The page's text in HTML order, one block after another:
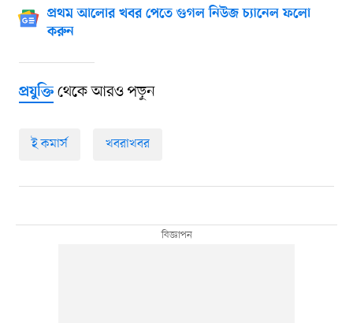
প্রথম আলোর খবর পেতে গুগল নিউজ চ্যানেল ফলো
করুন
প্রযুক্তিথেকে আরও পড়ুন
ই কমার্স খবরাখবর